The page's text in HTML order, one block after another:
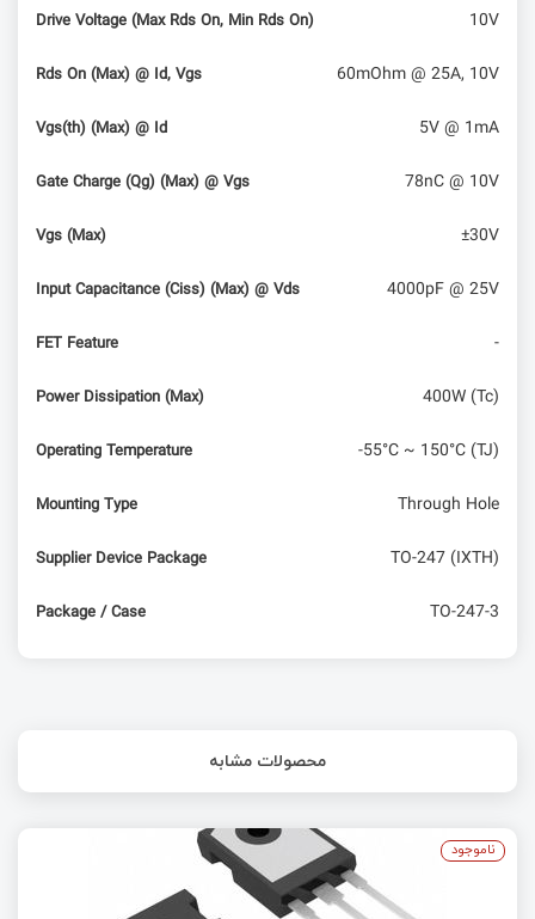
Drive Voltage (Max Rds On, Min Rds On) 10V
Rds On (Max) @ Id, Vgs 60mOhm @ 25A, 10V
Vgs(th) (Max) @ Id 5V @ 1mA
Gate Charge (Qg) (Max) @ Vgs 78nC @ 10V
Vgs (Max) ±30V
Input Capacitance (Ciss) (Max) @ Vds 4000pF @ 25V
FET Feature -
Power Dissipation (Max) 400W (Tc)
Operating Temperature -55°C ~ 150°C (TJ)
Mounting Type Through Hole
Supplier Device Package TO-247 (IXTH)
Package / Case TO-247-3
محصولات مشابه
ناموجود